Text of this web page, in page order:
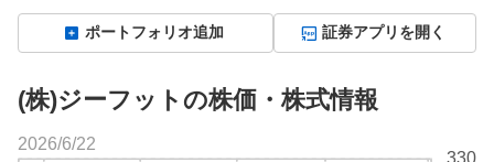
ポートフォリオ追加 証券アプリを開く
(株)ジーフットの株価・株式情報
330
2026/6/22